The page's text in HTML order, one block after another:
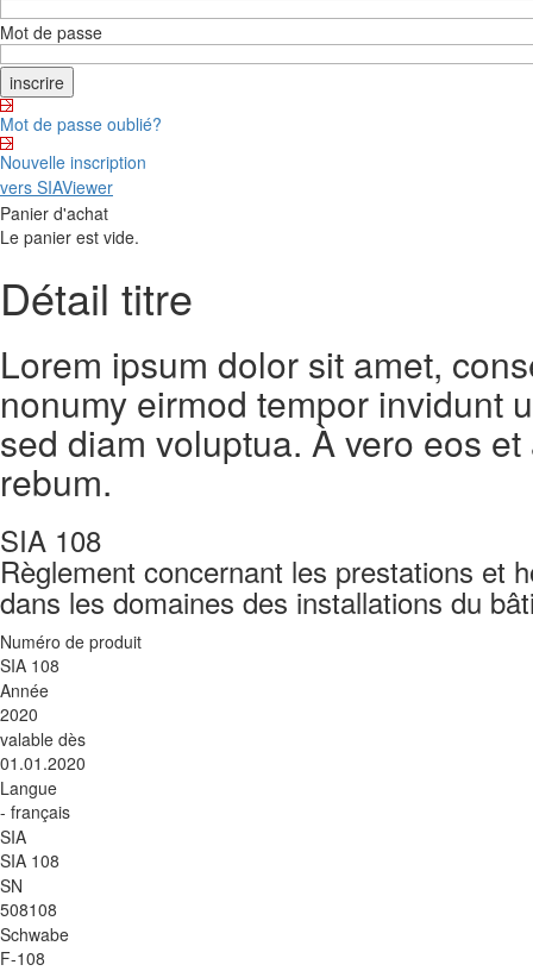
Mot de passe
Mot de passe oublié?
Nouvelle inscription
vers SIAViewer
Panier d'achat
Le panier est vide.
Détail titre
Lorem ipsum dolor sit amet,
nonumy eirmod tempor invidunt
sed diam voluptua. À vero eos
rebum.
SIA 108
Règlement concernant les prestations et
dans les domaines des installations du
Numéro de produit
SIA 108
Année
2020
valable dès
01.01.2020
Langue
- français
SIA
SIA 108
SN
508108
Schwabe
F-108